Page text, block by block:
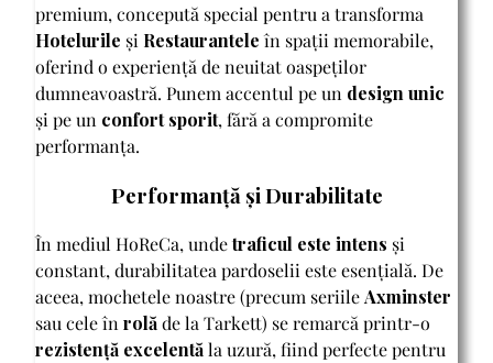
premium, concepută special pentru a transforma
Hotelurile și Restauranteleîn spații memorabile,
oferind o experiență de neuitat oaspeților
dumneavoastră. Punem accentul pe un design unic
și pe un confort sporit, fără a compromite
performanța.
Performanță și Durabilitate
În mediul HoReCa, undetraficul este intens și
constant, durabilitatea pardoselii este esențială. De
aceea, mochetele noastre (precum seriileAxminster
sau cele înrolăde la Tarkett) se remarcă printr-o
rezistență excelentăla uzură, fiind perfecte pentru